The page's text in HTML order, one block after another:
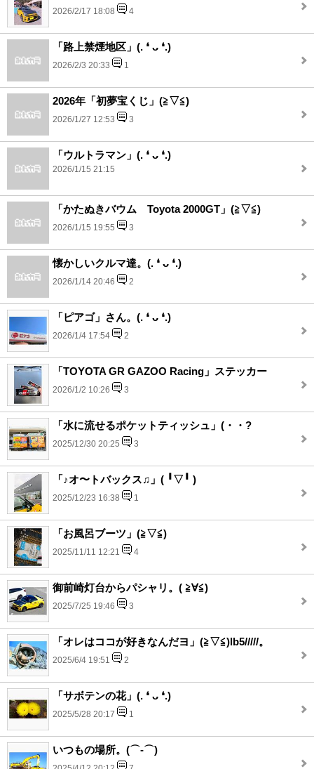
2026/2/17 18:08 4
「路上禁煙地区」(⁠.⁠ ⁠❛⁠ ⁠ᴗ⁠ ⁠❛⁠.⁠)
2026/2/3 20:33 1
2026年「初夢宝くじ」(⁠≧⁠▽⁠≦⁠)
2026/1/27 12:53 3
「ウルトラマン」(⁠.⁠ ⁠❛⁠ ⁠ᴗ⁠ ⁠❛⁠.⁠)
2026/1/15 21:15
「かたぬきバウム Toyota 2000GT」(⁠≧⁠▽⁠≦⁠)
2026/1/15 19:55 3
懐かしいクルマ達。(⁠.⁠ ⁠❛⁠ ⁠ᴗ⁠ ⁠❛⁠.⁠)
2026/1/14 20:46 2
「ピアゴ」さん。(⁠.⁠ ⁠❛⁠ ⁠ᴗ⁠ ⁠❛⁠.⁠)
2026/1/4 17:54 2
「TOYOTA GR GAZOO Racing」ステッカー
2026/1/2 10:26 3
「水に流せるポケットティッシュ」(・・?
2025/12/30 20:25 3
「♪オ〜トバックス♫」(⁠ ⁠╹⁠▽⁠╹⁠ ⁠)
2025/12/23 16:38 1
「お風呂ブーツ」(⁠≧⁠▽⁠≦⁠)
2025/11/11 12:21 4
御前崎灯台からパシャリ。( ≧∀≦)
2025/7/25 19:46 3
「オレはココが好きなんだヨ」(⁠≧⁠▽⁠≦⁠)lb5/////。
2025/6/4 19:51 2
「サボテンの花」(⁠.⁠ ⁠❛⁠ ⁠ᴗ⁠ ⁠❛⁠.⁠)
2025/5/28 20:17 1
いつもの場所。(⌒‐⌒)